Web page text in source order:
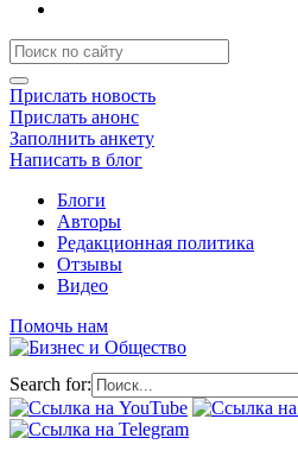
Прислать новость
Прислать анонс
Заполнить анкету
Написать в блог
Блоги
Авторы
Редакционная политика
Отзывы
Видео
Помочь нам
Search for: